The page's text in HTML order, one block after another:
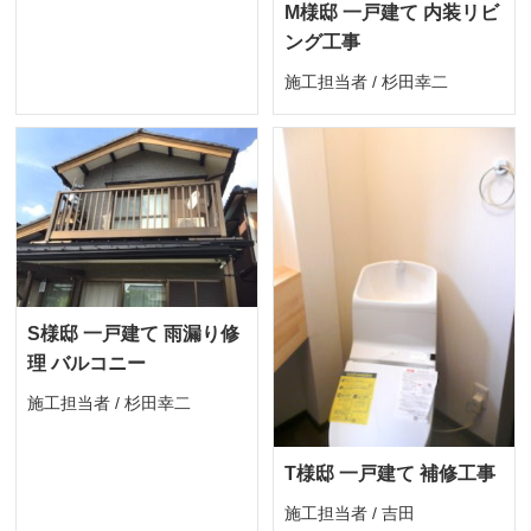
M様邸 一戸建て 内装リビ
ング工事
施工担当者 / 杉田幸二
S様邸 一戸建て 雨漏り修
理 バルコニー
施工担当者 / 杉田幸二
T様邸 一戸建て 補修工事
施工担当者 / 吉田